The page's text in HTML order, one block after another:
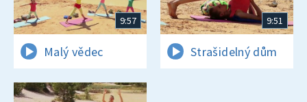
9:57
Malý vědec
9:51
Strašidelný dům